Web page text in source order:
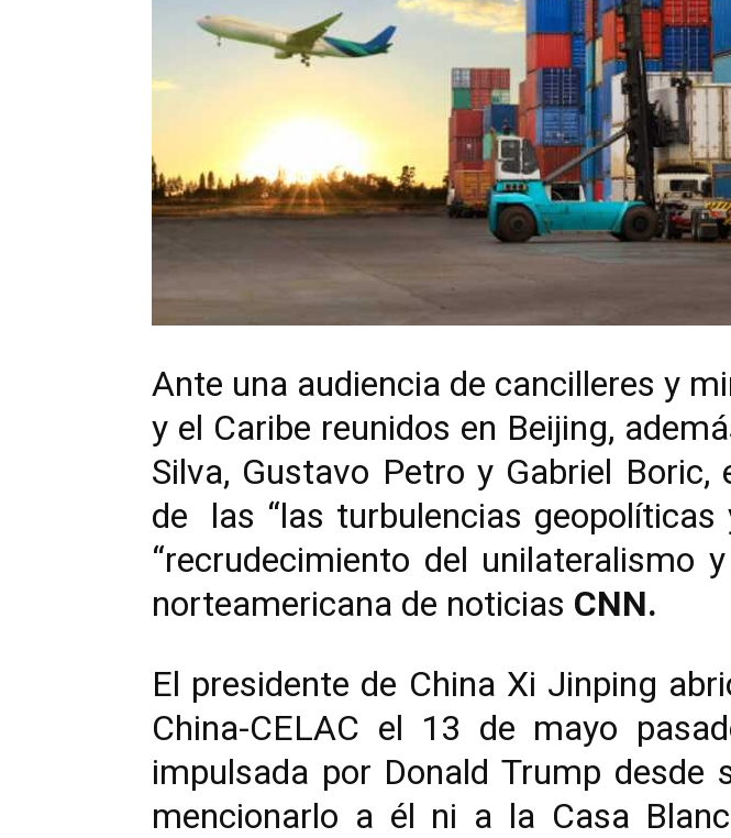
Ante una audiencia de cancilleres y
y el Caribe reunidos en Beijing,
Silva, Gustavo Petro y Gabriel
de las “las turbulencias geopolíticas
“recrudecimiento del unilateralismo
norteamericana de noticias CNN.
El presidente de China Xi Jinping
China-CELAC el 13 de mayo
impulsada por Donald Trump desde
mencionarlo a él ni a la Casa